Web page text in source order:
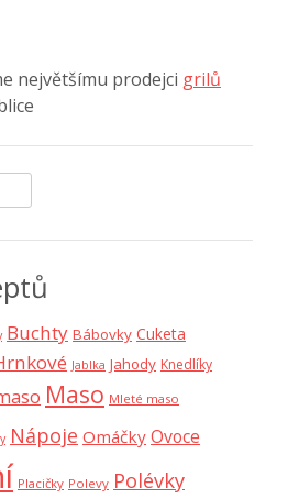
největšímu prodejci grilů
Buchty Bábovky Cuketa
Jablka Jahody Knedlíky
Maso Mleté maso
Nápoje Omáčky Ovoce
Placičky Polevy Polévky